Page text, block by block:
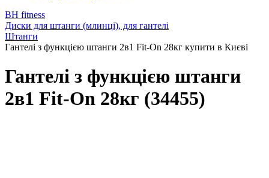
BH fitness
Диски для штанги (млинці), для гантелі
Штанги
Гантелі з функцією штанги 2в1 Fit-On 28кг купити в Києві
Гантелі з функцією штанги
2в1 Fit-On 28кг (34455)